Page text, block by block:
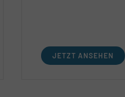
Gesprächen.
wie entscheidend
JETZT ANSEHEN